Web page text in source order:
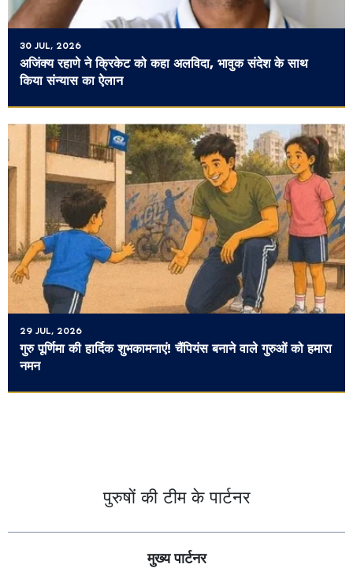
30 JUL, 2026
अजिंक्य रहाणे ने क्रिकेट को कहा अलविदा, भावुक संदेश के साथ
किया संन्यास का ऐलान
29 JUL, 2026
गुरु पूर्णिमा की हार्दिक शुभकामनाएं! चैंपियंस बनाने वाले गुरुओं को हमारा
नमन
पुरुषों की टीम के पार्टनर
मुख्य पार्टनर